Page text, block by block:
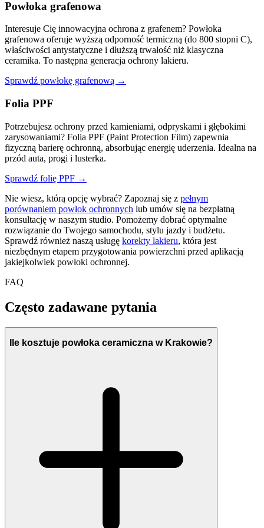
Powłoka grafenowa
Interesuje Cię innowacyjna ochrona z grafenem? Powłoka
grafenowa oferuje wyższą odporność termiczną (do 800 stopni C),
właściwości antystatyczne i dłuższą trwałość niż klasyczna
ceramika. To następna generacja ochrony lakieru.
Sprawdź powłokę grafenową →
Folia PPF
Potrzebujesz ochrony przed kamieniami, odpryskami i głębokimi
zarysowaniami? Folia PPF (Paint Protection Film) zapewnia
fizyczną barierę ochronną, absorbując energię uderzenia. Idealna na
przód auta, progi i lusterka.
Sprawdź folię PPF →
Nie wiesz, którą opcję wybrać? Zapoznaj się z pełnym
porównaniem powłok ochronnych lub umów się na bezpłatną
konsultację w naszym studio. Pomożemy dobrać optymalne
rozwiązanie do Twojego samochodu, stylu jazdy i budżetu.
Sprawdź również naszą usługę korekty lakieru, która jest
niezbędnym etapem przygotowania powierzchni przed aplikacją
jakiejkolwiek powłoki ochronnej.
FAQ
Często zadawane pytania
Ile kosztuje powłoka ceramiczna w Krakowie?